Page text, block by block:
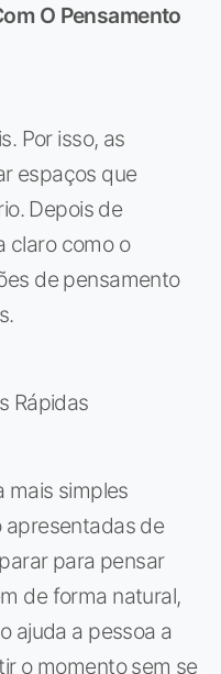
O Pensamento
Por isso, as
espaços que
Depois de
claro como o
de pensamento
Rápidas
mais simples
apresentadas de
para pensar
de forma natural,
ajuda a pessoa a
o momento sem se